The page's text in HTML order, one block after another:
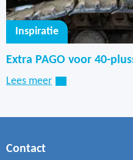
Inspiratie
Extra PAGO voor 40-
Lees meer
Contact